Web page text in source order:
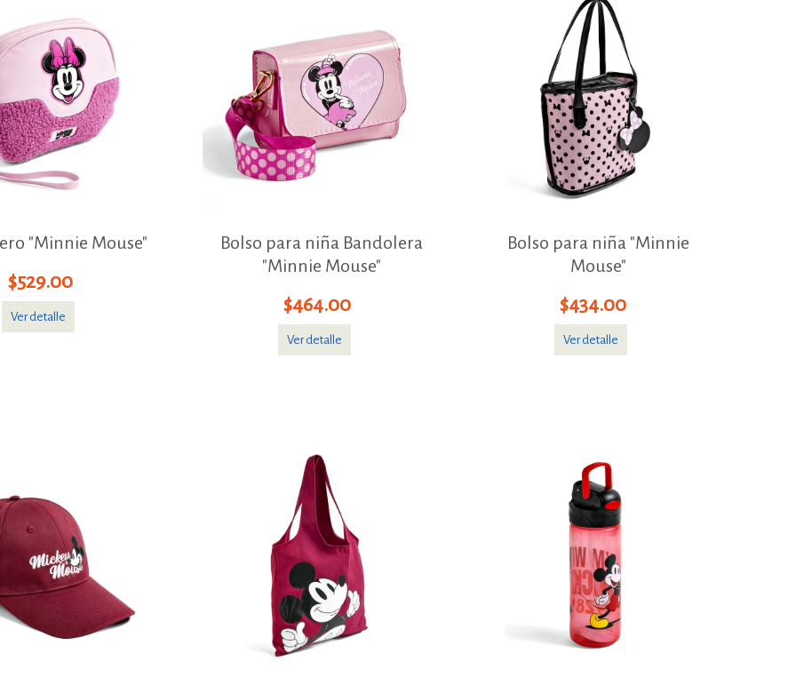
"Minnie Mouse"
$529.00
Ver detalle
Bolso para niña Bandolera
"Minnie Mouse"
$464.00
Ver detalle
Bolso para niña "Minnie
Mouse"
$434.00
Ver detalle